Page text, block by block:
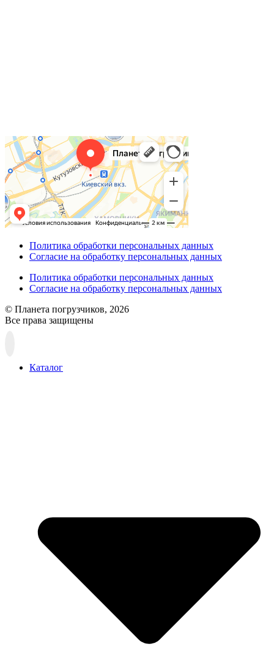
Политика обработки персональных данных
Согласие на обработку персональных данных
Политика обработки персональных данных
Согласие на обработку персональных данных
© Планета погрузчиков, 2026
Все права защищены
Каталог